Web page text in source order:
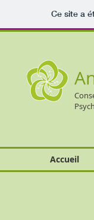
Ce site a
Accueil